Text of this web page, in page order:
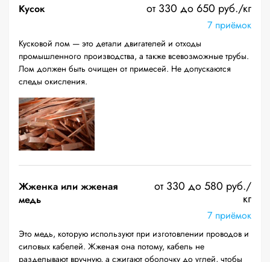
Кусок от 330 до 650 руб./кг
7 приёмок
Кусковой лом — это детали двигателей и отходы
промышленного производства, а также всевозможные трубы.
Лом должен быть очищен от примесей. Не допускаются
следы окисления.
Жженка или жженая
медь
от 330 до 580 руб./
кг
7 приёмок
Это медь, которую используют при изготовлении проводов и
силовых кабелей. Жженая она потому, кабель не
разделывают вручную, а сжигают оболочку до углей, чтобы